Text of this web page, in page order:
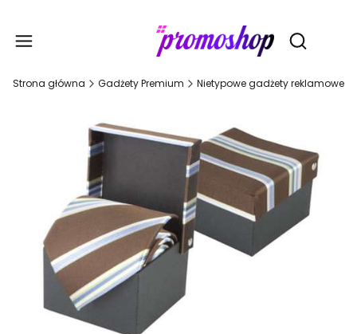
Otwórz
Strona główna Gadżety Premium Nietypowe gadżety reklamowe